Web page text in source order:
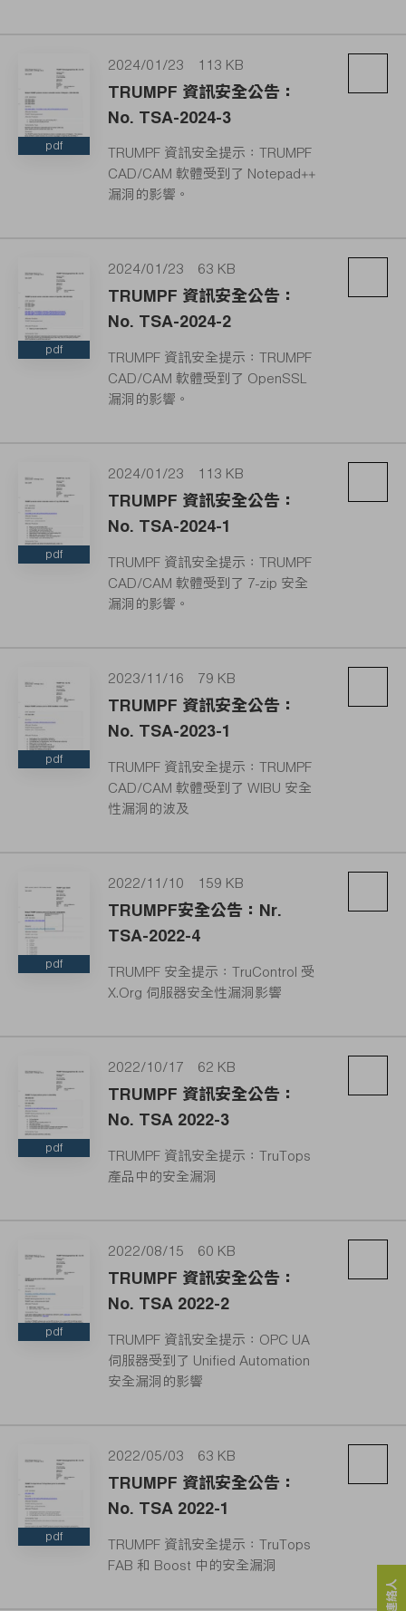
pdf
2024/01/23 113 KB
TRUMPF 資訊安全公告：
No. TSA-2024-3
TRUMPF 資訊安全提示：TRUMPF
CAD/CAM 軟體受到了 Notepad++
漏洞的影響。
pdf
2024/01/23 63 KB
TRUMPF 資訊安全公告：
No. TSA-2024-2
TRUMPF 資訊安全提示：TRUMPF
CAD/CAM 軟體受到了 OpenSSL
漏洞的影響。
pdf
2024/01/23 113 KB
TRUMPF 資訊安全公告：
No. TSA-2024-1
TRUMPF 資訊安全提示：TRUMPF
CAD/CAM 軟體受到了 7-zip 安全
漏洞的影響。
pdf
2023/11/16 79 KB
TRUMPF 資訊安全公告：
No. TSA-2023-1
TRUMPF 資訊安全提示：TRUMPF
CAD/CAM 軟體受到了 WIBU 安全
性漏洞的波及
pdf
2022/11/10 159 KB
TRUMPF安全公告：Nr.
TSA-2022-4
TRUMPF 安全提示：TruControl 受
X.Org 伺服器安全性漏洞影響
pdf
2022/10/17 62 KB
TRUMPF 資訊安全公告：
No. TSA 2022-3
TRUMPF 資訊安全提示：TruTops
產品中的安全漏洞
pdf
2022/08/15 60 KB
TRUMPF 資訊安全公告：
No. TSA 2022-2
TRUMPF 資訊安全提示：OPC UA
伺服器受到了 Unified Automation
安全漏洞的影響
pdf
2022/05/03 63 KB
TRUMPF 資訊安全公告：
No. TSA 2022-1
TRUMPF 資訊安全提示：TruTops
FAB 和 Boost 中的安全漏洞